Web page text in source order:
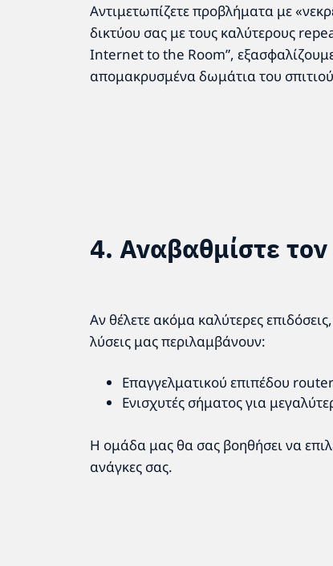
Αντιμετωπίζετε προβλήματα με
δικτύου σας με τους καλύτερους
Internet to the Room”,
απομακρυσμένα δωμάτια του
4. Αναβαθμίστε
Αν θέλετε ακόμα καλύτερες
λύσεις μας περιλαμβάνουν:
Επαγγελματικού επιπέδου
Ενισχυτές σήματος για
Η ομάδα μας θα σας βοηθήσει να
ανάγκες σας.